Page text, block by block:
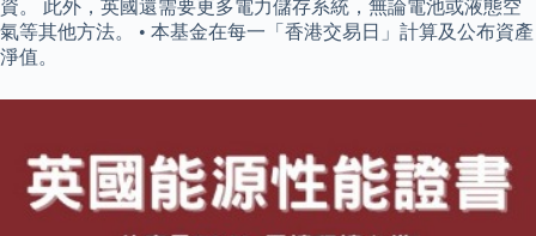
資。 此外，英國還需要更多電力儲存系統，無論電池或液態空
氣等其他方法。 • 本基金在每一「香港交易日」計算及公布資產
淨值。